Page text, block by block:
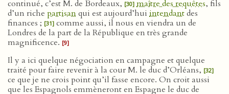
continué, c’est M. de Bordeaux, [30] maître des requêtes, fils
d’un riche partisanqui est aujourd’hui intendantdes
finances ; [31] comme aussi, il nous en viendra un de
Londres de la part de la République en très grande
magnificence. [9]
Il y a ici quelque négociation en campagne et quelque
traité pour faire revenir à la cour M. le duc d’Orléans, [32]
ce que je ne crois point qu’il fasse encore. On croit aussi
que les Espagnols emmèneront en Espagne le duc de